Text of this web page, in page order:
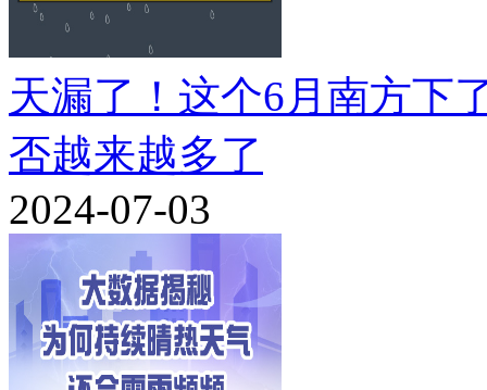
天漏了！这个6月南方下
否越来越多了
2024-07-03